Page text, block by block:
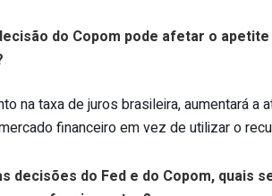
do Copom pode afetar o
na taxa de juros brasileira, aumentará
financeiro em vez de utilizar o
decisões do Fed e do Copom, quais